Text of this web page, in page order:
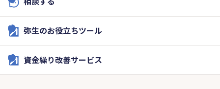
弥生のお役立ちツール
資金繰り改善サービス